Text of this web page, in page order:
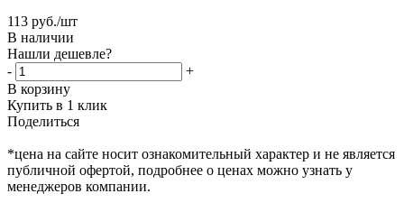
113 руб./шт
В наличии
Нашли дешевле?
-
+
В корзину
Купить в 1 клик
Поделиться
*цена на сайте носит ознакомительный характер и не является
публичной офертой, подробнее о ценах можно узнать у
менеджеров компании.